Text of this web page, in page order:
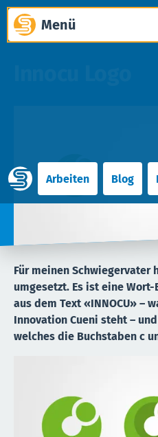
Zum
Inhalt
springen
Menü
Arbeiten Blog
Für meinen Schwiegervater
umgesetzt. Es ist eine
aus dem Text «INNOCU» –
Innovation Cueni steht –
welches die Buchstaben c